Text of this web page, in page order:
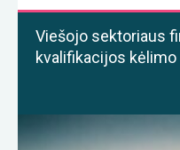
Viešojo sektoriaus
kvalifikacijos kėlimo